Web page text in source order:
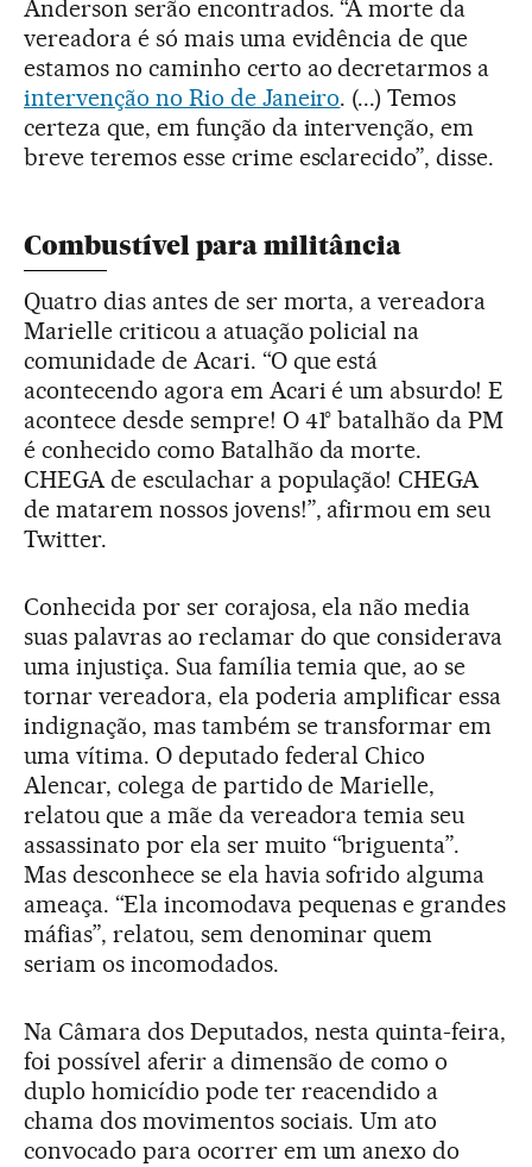
Anderson serão encontrados. “A morte da
vereadora é só mais uma evidência de que
estamos no caminho certo ao decretarmos a
intervenção no Rio de Janeiro. (...) Temos
certeza que, em função da intervenção, em
breve teremos esse crime esclarecido”, disse.
Combustível para militância
Quatro dias antes de ser morta, a vereadora
Marielle criticou a atuação policial na
comunidade de Acari. “O que está
acontecendo agora em Acari é um absurdo! E
acontece desde sempre! O 41° batalhão da PM
é conhecido como Batalhão da morte.
CHEGA de esculachar a população! CHEGA
de matarem nossos jovens!”, afirmou em seu
Twitter.
Conhecida por ser corajosa, ela não media
suas palavras ao reclamar do que considerava
uma injustiça. Sua família temia que, ao se
tornar vereadora, ela poderia amplificar essa
indignação, mas também se transformar em
uma vítima. O deputado federal Chico
Alencar, colega de partido de Marielle,
relatou que a mãe da vereadora temia seu
assassinato por ela ser muito “briguenta”.
Mas desconhece se ela havia sofrido alguma
ameaça. “Ela incomodava pequenas e grandes
máfias”, relatou, sem denominar quem
seriam os incomodados.
Na Câmara dos Deputados, nesta quinta-feira,
foi possível aferir a dimensão de como o
duplo homicídio pode ter reacendido a
chama dos movimentos sociais. Um ato
convocado para ocorrer em um anexo do